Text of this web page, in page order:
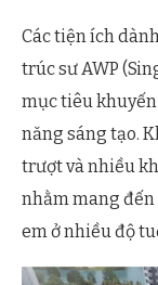
Các tiện ích
trúc sư AWP
mục tiêu
năng sáng tạo.
trượt và nhiều
nhằm mang
em ở nhiều độ